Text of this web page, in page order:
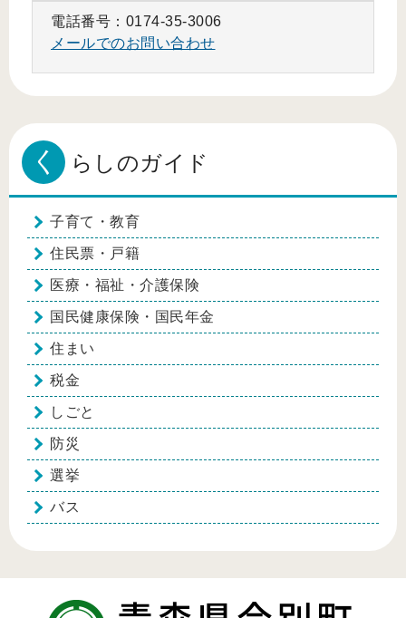
電話番号：0174-35-3006
メールでのお問い合わせ
く らしのガイド
子育て・教育
住民票・戸籍
医療・福祉・介護保険
国民健康保険・国民年金
住まい
税金
しごと
防災
選挙
バス